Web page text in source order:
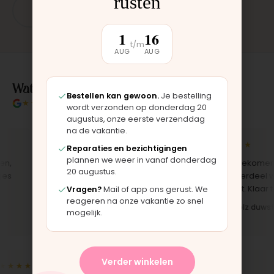
App: 06 - 2862 1330
Wat klanten over ons zeggen
★★★★★ 4.9/5 klantbeoordeling
★★★★★
"Bekleding zelf vervangen met de
set, zag er meteen weer als nieuw
uit. Duidelijk origineel spul."
Iris · Bugaboo bekleding
"Langsgekomen
het onderdeel
opgezet. Klaar
Bas · Joolz
★★★★★
1
AUG
t/m16
AUG
Bestellen kan gewoon. Je bestelling
wordt verzonden op donderdag 20
augustus, onze eerste verzenddag
na de vakantie.
Reparaties en bezichtigingen
plannen we weer in vanaf donderdag
20 augustus.
Vragen?Mail of app ons gerust. We
reageren na onze vakantie zo snel
mogelijk.
Verder winkelen